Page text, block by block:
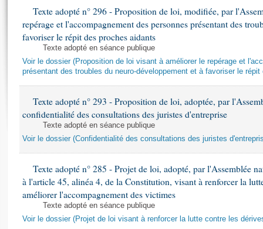
Propositions de loi
Amendements
Textes adoptés
Rapports d'information
Rapports d'enquête
Rapports législatifs
Rapports sur l'application des lois
Baromètre de l’application des lois
Dossiers législatifs
Budget et sécurité sociale
Questions écrites et orales
Comptes rendus des débats
Histoire
Juniors
Anciennes législatures
Liens vers les sites publics
Photos libres de droit
Texte adopté n° 296 - Proposition de loi, modifiée, par
repérage et l'accompagnement des personnes présentant des
favoriser le répit des proches aidants
Texte adopté en séance publique
Voir le dossier (Proposition de loi visant à améliorer le repérage et
présentant des troubles du neuro-développement et à favoriser le
Texte adopté n° 293 - Proposition de loi, adoptée, par
confidentialité des consultations des juristes d'entreprise
Texte adopté en séance publique
Voir le dossier (Confidentialité des consultations des juristes
Texte adopté n° 285 - Projet de loi, adopté, par l'Assemblée
à l'article 45, alinéa 4, de la Constitution, visant à renforcer la
améliorer l'accompagnement des victimes
Texte adopté en séance publique
Voir le dossier (Projet de loi visant à renforcer la lutte contre les